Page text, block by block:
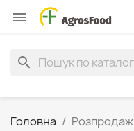

search
Головна Розпродаж